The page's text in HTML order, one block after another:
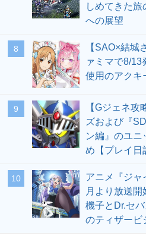
しめてきた
への展望
8
【SAO×結城
ァミマで8/13
使用のアクキ
9
【Gジェネ
ズおよび『
ン編』のユニ
め【プレイ日
10
アニメ『ジャ
月より放送
機子とDr.セ
のティザービ